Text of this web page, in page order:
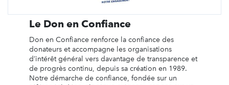
Le Don en Confiance
Don en Confiance renforce la confiance des
donateurs et accompagne les organisations
d’intérêt général vers davantage de transparence et
de progrès continu, depuis sa création en 1989.
Notre démarche de confiance, fondée sur un